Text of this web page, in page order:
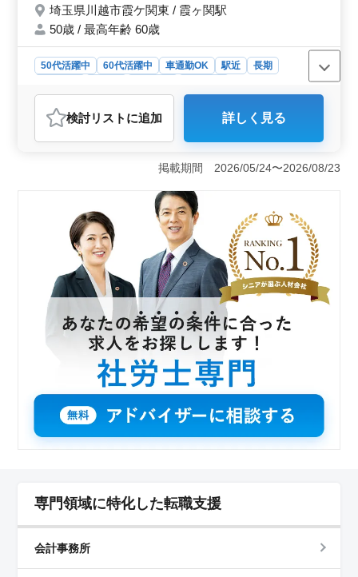
通勤も可能 ・所長は社労士として経験豊富
な先生です ・アットホームな環境 社労士の
埼玉県川越市霞ケ関東 / 霞ヶ関駅
50歳 / 最高年齢 60歳
50代活躍中 60代活躍中 車通勤OK 駅近
長期
社労士事務所
おすすめポイント
＜アクセス便利＞ 川越市霞ヶ関エリアに位置する当社
は、駅から徒歩5分という好立地です。車通勤も可能で、
通勤ストレスを最小限に抑えます。仕事に集中しやすい
環境が整っている企業です。 ＜経験豊富な指導者
＞ 当社の所長は社労士としての経験が豊富です。指導
力に優れており、新たな知識やスキルを身につけられる
チャンスがあります。安心して成長できるサポート体制
が整っています。 ＜アットホームな職場環境＞ 当
社はアットホームで温かい雰囲気が特徴です。少人数で
の運営なので、コミュニケーションが円滑で、働きやす
い環境が整っています。仕事とプライベートの両立がし
やすいのも特徴です。
検討リスト に追加 詳しく見る
掲載期間 2026/05/24〜2026/08/23
専門領域に特化した転職支援
会計事務所